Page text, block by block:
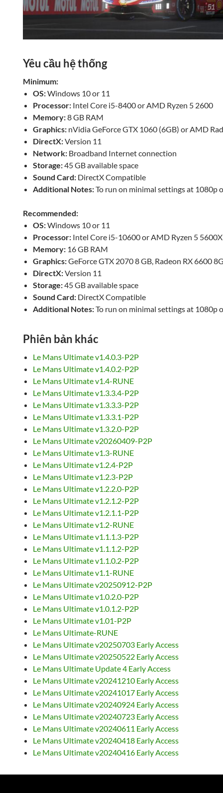
Yêu cầu hệ thống
Minimum:
OS:Windows 10 or 11
Processor: Intel Core i5-8400 or AMD Ryzen 5 2600
Memory:8 GB RAM
Graphics: nVidia GeForce GTX 1060 (6GB) or AMD
DirectX:Version 11
Network: Broadband Internet connection
Storage:45 GB available space
Sound Card: DirectX Compatible
Additional Notes:To run on minimal settings at 1080p
Recommended:
OS:Windows 10 or 11
Processor: Intel Core i5-10600 or AMD Ryzen 5 5600X
Memory: 16 GB RAM
Graphics:GeForce GTX 2070 8 GB, Radeon RX 6600
DirectX:Version 11
Storage:45 GB available space
Sound Card: DirectX Compatible
Additional Notes:To run on minimal settings at 1080p
Phiên bản khác
Le Mans Ultimate v1.4.0.3-P2P
Le Mans Ultimate v1.4.0.2-P2P
Le Mans Ultimate v1.4-RUNE
Le Mans Ultimate v1.3.3.4-P2P
Le Mans Ultimate v1.3.3.3-P2P
Le Mans Ultimate v1.3.3.1-P2P
Le Mans Ultimate v1.3.2.0-P2P
Le Mans Ultimate v20260409-P2P
Le Mans Ultimate v1.3-RUNE
Le Mans Ultimate v1.2.4-P2P
Le Mans Ultimate v1.2.3-P2P
Le Mans Ultimate v1.2.2.0-P2P
Le Mans Ultimate v1.2.1.2-P2P
Le Mans Ultimate v1.2.1.1-P2P
Le Mans Ultimate v1.2-RUNE
Le Mans Ultimate v1.1.1.3-P2P
Le Mans Ultimate v1.1.1.2-P2P
Le Mans Ultimate v1.1.0.2-P2P
Le Mans Ultimate v1.1-RUNE
Le Mans Ultimate v20250912-P2P
Le Mans Ultimate v1.0.2.0-P2P
Le Mans Ultimate v1.0.1.2-P2P
Le Mans Ultimate v1.01-P2P
Le Mans Ultimate-RUNE
Le Mans Ultimate v20250703 Early Access
Le Mans Ultimate v20250522 Early Access
Le Mans Ultimate Update 4 Early Access
Le Mans Ultimate v20241210 Early Access
Le Mans Ultimate v20241017 Early Access
Le Mans Ultimate v20240924 Early Access
Le Mans Ultimate v20240723 Early Access
Le Mans Ultimate v20240611 Early Access
Le Mans Ultimate v20240418 Early Access
Le Mans Ultimate v20240416 Early Access